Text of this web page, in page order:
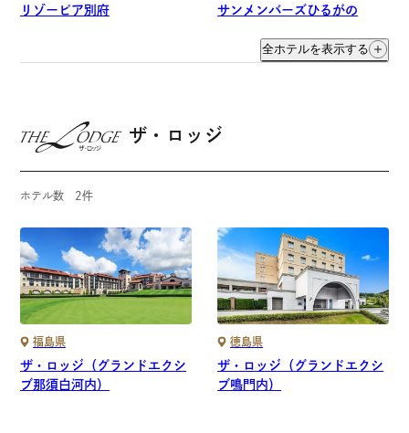
リゾーピア別府 サンメンバーズひるがの
全ホテルを表示する
ザ・ロッジ
ホテル数 2件
福島県
ザ・ロッジ（グランドエクシ
ブ那須白河内）
徳島県
ザ・ロッジ（グランドエクシ
ブ鳴門内）